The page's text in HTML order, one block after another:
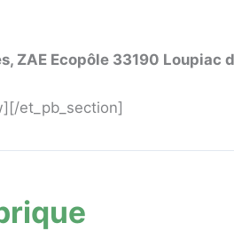
ZAE Ecopôle 33190 Loupiac
et_pb_section]